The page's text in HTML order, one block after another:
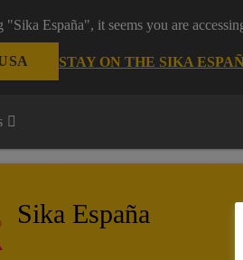
"Sika España", it seems you are
STAY ON THE SIKA
Sika España